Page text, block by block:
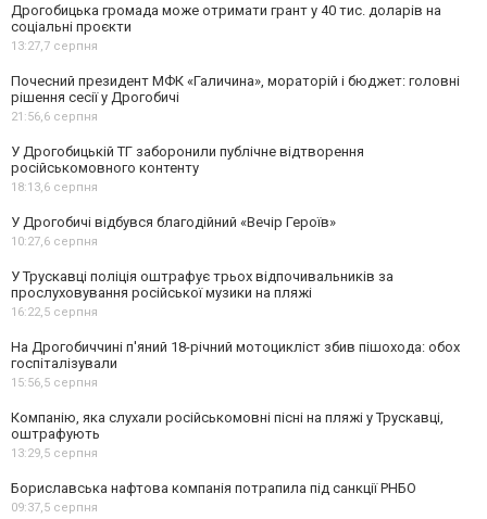
Дрогобицька громада може отримати грант у 40 тис. доларів на
соціальні проєкти
13:27, 7 серпня
Почесний президент МФК «Галичина», мораторій і бюджет: головні
рішення сесії у Дрогобичі
21:56, 6 серпня
У Дрогобицькій ТГ заборонили публічне відтворення
російськомовного контенту
18:13, 6 серпня
У Дрогобичі відбувся благодійний «Вечір Героїв»
10:27, 6 серпня
У Трускавці поліція оштрафує трьох відпочивальників за
прослуховування російської музики на пляжі
16:22, 5 серпня
На Дрогобиччині п'яний 18-річний мотоцикліст збив пішохода: обох
госпіталізували
15:56, 5 серпня
Компанію, яка слухали російськомовні пісні на пляжі у Трускавці,
оштрафують
13:29, 5 серпня
Бориславська нафтова компанія потрапила під санкції РНБО
09:37, 5 серпня